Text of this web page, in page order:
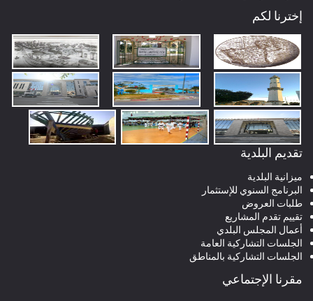
إخترنا لكم
تقديم البلدية
ميزانية البلدية
البرنامج السنوي للإستثمار
طلبات العروض
تقييم تقدم المشاريع
أعمال المجلس البلدي
الجلسات التشاركية العامة
الجلسات التشاركية بالمناطق
مقرنا الإجتماعي